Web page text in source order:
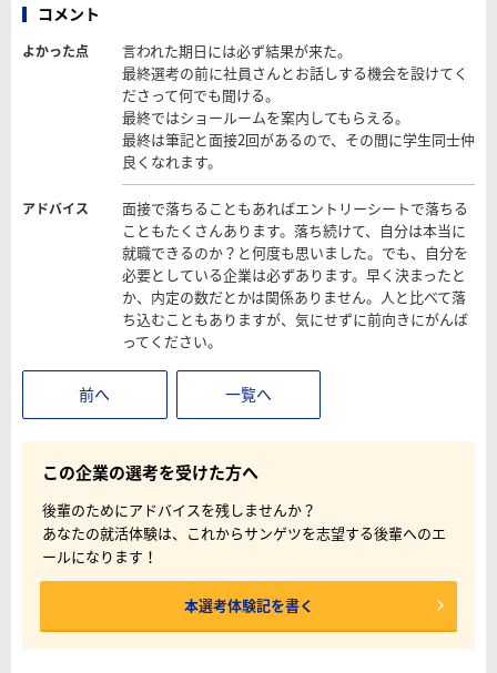
コメント
よかった点
言われた期日には必ず結果が来た。
最終選考の前に社員さんとお話しする機会を設けてく
ださって何でも聞ける。
最終ではショールームを案内してもらえる。
最終は筆記と面接2回があるので、その間に学生同士仲
良くなれます。
アドバイス
面接で落ちることもあればエントリーシートで落ちる
こともたくさんあります。落ち続けて、自分は本当に
就職できるのか？と何度も思いました。でも、自分を
必要としている企業は必ずあります。早く決まったと
か、内定の数だとかは関係ありません。人と比べて落
ち込むこともありますが、気にせずに前向きにがんば
ってください。
前へ 一覧へ
この企業の選考を受けた方へ
後輩のためにアドバイスを残しませんか？
あなたの就活体験は、これからサンゲツを志望する後輩へのエ
ールになります！
本選考体験記を書く